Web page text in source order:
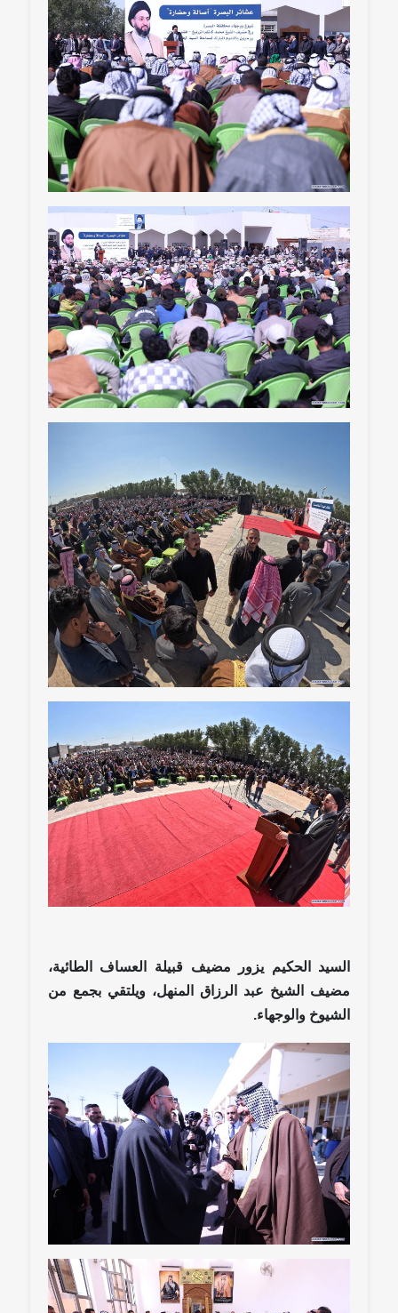
السيد الحكيم يزور مضيف قبيلة العساف الطائية،
مضيف الشيخ عبد الرزاق المنهل، ويلتقي بجمع من
الشيوخ والوجهاء.